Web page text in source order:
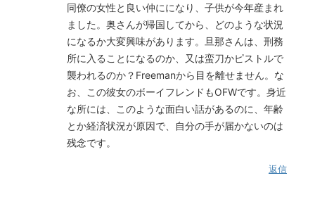
同僚の女性と良い仲にになり、子供が今年産まれ
ました。奥さんが帰国してから、どのような状況
になるか大変興味があります。旦那さんは、刑務
所に入ることになるのか、又は蛮刀かピストルで
襲われるのか？Freemanから目を離せません。な
お、この彼女のボーイフレンドもOFWです。身近
な所には、このような面白い話があるのに、年齢
とか経済状況が原因で、自分の手が届かないのは
残念です。
返信